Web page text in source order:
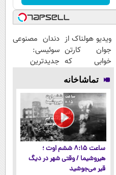
ویدیو هولناک از
جوان کارتن
خوابی که
میلیاردر شد.
آموزش رایگان
دندان مصنوعی
سوئیسی:
جدیدترین
پرداخت قسطی
تماشاخانه
ساعت ۸:۱۵ ششم اوت ؛
هیروشیما / وقتی شهر در دیگ
قیر می‌جوشید